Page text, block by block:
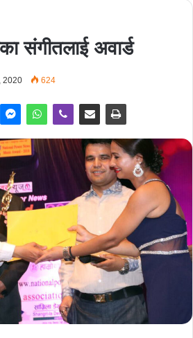
संगीतलाई अवार्ड
2020 624